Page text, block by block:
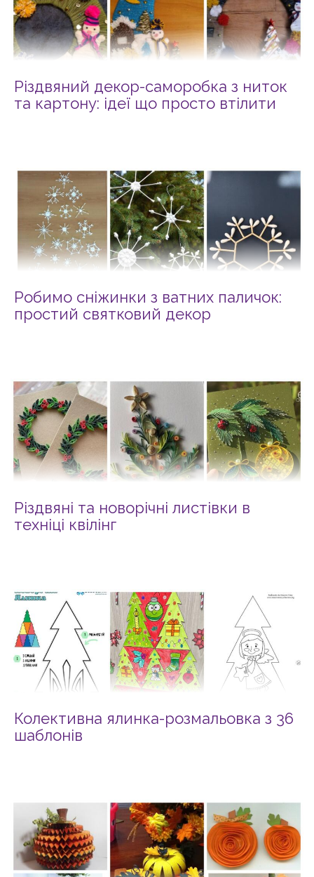
Різдвяний декор-саморобка з ниток
та картону: ідеї що просто втілити
Робимо сніжинки з ватних паличок:
простий святковий декор
Різдвяні та новорічні листівки в
техніці квілінг
Колективна ялинка-розмальовка з 36
шаблонів